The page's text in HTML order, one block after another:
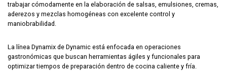
trabajar cómodamente en la elaboración de salsas, emulsiones, cremas,
aderezos y mezclas homogéneas con excelente control y
maniobrabilidad.
La línea Dynamix de Dynamic está enfocada en operaciones
gastronómicas que buscan herramientas ágiles y funcionales para
optimizar tiempos de preparación dentro de cocina caliente y fría.